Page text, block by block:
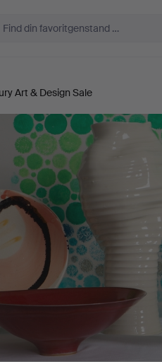
Art & Design Sale